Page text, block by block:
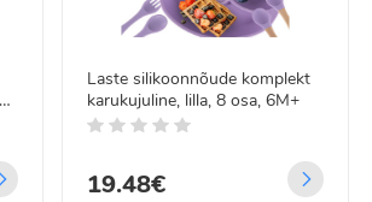
Laste silikoonnõude komplekt
karukujuline, lilla, 8 osa, 6M+
19.48€